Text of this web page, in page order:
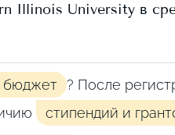
Illinois University в
бюджет ? После
стипендий и